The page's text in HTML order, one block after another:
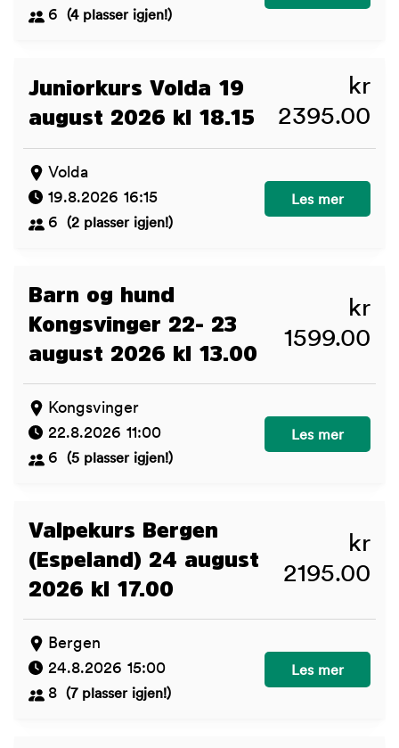
6 (4 plasser igjen!)
Juniorkurs Volda 19
august 2026 kl 18.15
kr
2395.00
Volda
19.8.2026 16:15
6
(2 plasser igjen!)
Juniorkurs
Les mer
Barn og hund
Kongsvinger 22- 23
august 2026 kl 13.00
kr
1599.00
Kongsvinger
22.8.2026 11:00
6
(5 plasser igjen!)
Barn og hund
Les mer
Valpekurs Bergen
(Espeland) 24 august
2026 kl 17.00
kr
2195.00
Bergen
24.8.2026 15:00
8
(7 plasser igjen!)
Valpekurs
Les mer